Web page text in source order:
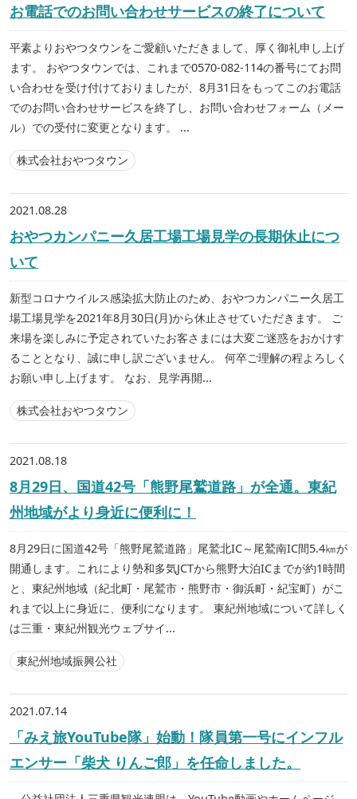
お電話でのお問い合わせサービスの終了について
平素よりおやつタウンをご愛顧いただきまして、厚く御礼申し上げ
ます。 おやつタウンでは、これまで0570-082-114の番号にてお問
い合わせを受け付けておりましたが、8月31日をもってこのお電話
でのお問い合わせサービスを終了し、お問い合わせフォーム（メー
ル）での受付に変更となります。 ...
株式会社おやつタウン
2021.08.28
おやつカンパニー久居工場工場見学の長期休止につ
いて
新型コロナウイルス感染拡大防止のため、おやつカンパニー久居工
場工場見学を2021年8月30日(月)から休止させていただきます。 ご
来場を楽しみに予定されていたお客さまには大変ご迷惑をおかけす
ることとなり、誠に申し訳ございません。 何卒ご理解の程よろしく
お願い申し上げます。 なお、見学再開...
株式会社おやつタウン
2021.08.18
8月29日、国道42号「熊野尾鷲道路」が全通。東紀
州地域がより身近に便利に！
8月29日に国道42号「熊野尾鷲道路」尾鷲北IC～尾鷲南IC間5.4㎞が
開通します。これにより勢和多気JCTから熊野大泊ICまでが約1時間
と、東紀州地域（紀北町・尾鷲市・熊野市・御浜町・紀宝町）がこ
れまで以上に身近に、便利になります。 東紀州地域について詳しく
は三重・東紀州観光ウェブサイ...
東紀州地域振興公社
2021.07.14
「みえ旅YouTube隊」始動！隊員第一号にインフル
エンサー「柴犬 りんご郎」を任命しました。